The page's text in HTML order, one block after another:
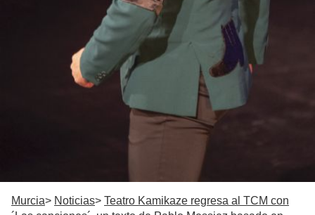
Murcia Noticias
Teatro Kamikaze regresa al TCM con